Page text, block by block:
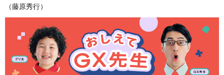
（藤原秀行）